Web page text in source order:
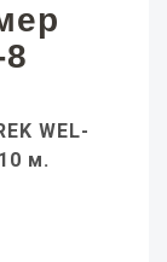
WEL-
м.